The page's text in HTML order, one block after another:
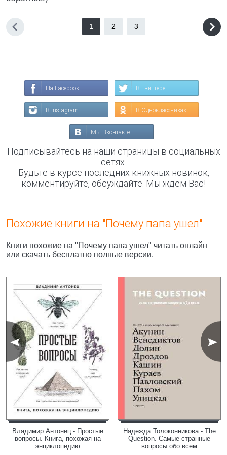
1 2 3
На Facebook В Твиттере
В Instagram В Одноклассниках
Мы Вконтакте
Подписывайтесь на наши страницы в социальных
сетях.
Будьте в курсе последних книжных новинок,
комментируйте, обсуждайте. Мы ждём Вас!
Похожие книги на "Почему папа ушел"
Книги похожие на "Почему папа ушел" читать онлайн
или скачать бесплатно полные версии.
Владимир Антонец - Простые
вопросы. Книга, похожая на
энциклопедию
Надежда Толоконникова - The
Question. Самые странные
вопросы обо всем